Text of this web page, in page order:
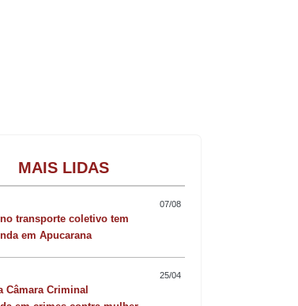
MAIS LIDAS
07/08
transporte coletivo tem
em Apucarana
25/04
Câmara Criminal